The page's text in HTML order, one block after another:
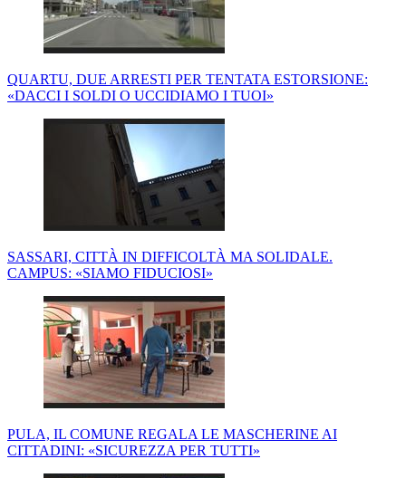
QUARTU, DUE ARRESTI PER TENTATA ESTORSIONE:
«DACCI I SOLDI O UCCIDIAMO I TUOI»
SASSARI, CITTÀ IN DIFFICOLTÀ MA SOLIDALE.
CAMPUS: «SIAMO FIDUCIOSI»
PULA, IL COMUNE REGALA LE MASCHERINE AI
CITTADINI: «SICUREZZA PER TUTTI»